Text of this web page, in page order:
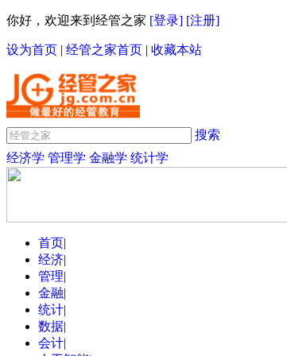
你好，欢迎来到经管之家 [登录] [注册]
设为首页 | 经管之家首页 | 收藏本站
搜索
经济学 管理学 金融学 统计学
首页|
经济|
管理|
金融|
统计|
数据|
会计|